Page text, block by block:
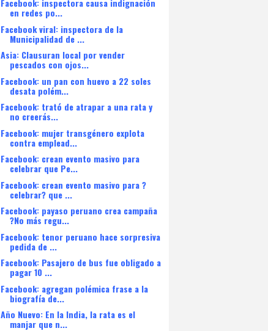
Facebook: inspectora causa indignación
en redes po...
Facebook viral: inspectora de la
Municipalidad de ...
Asia: Clausuran local por vender
pescados con ojos...
Facebook: un pan con huevo a 22 soles
desata polém...
Facebook: trató de atrapar a una rata y
no creerás...
Facebook: mujer transgénero explota
contra emplead...
Facebook: crean evento masivo para
celebrar que Pe...
Facebook: crean evento masivo para ?
celebrar? que ...
Facebook: payaso peruano crea campaña
?No más regu...
Facebook: tenor peruano hace sorpresiva
pedida de ...
Facebook: Pasajero de bus fue obligado a
pagar 10 ...
Facebook: agregan polémica frase a la
biografía de...
Año Nuevo: En la India, la rata es el
manjar que n...